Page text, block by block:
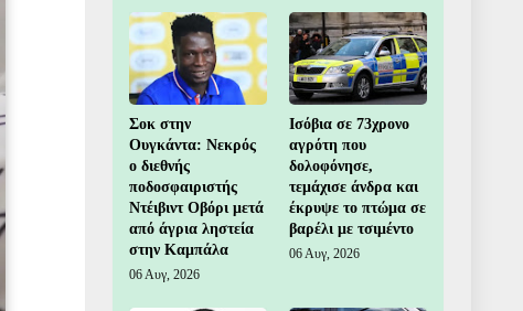
Σοκ στην
Ουγκάντα: Νεκρός
ο διεθνής
ποδοσφαιριστής
Ντέιβιντ Οβόρι μετά
από άγρια ληστεία
στην Καμπάλα
06 Αυγ, 2026
Ισόβια σε 73χρονο
αγρότη που
δολοφόνησε,
τεμάχισε άνδρα και
έκρυψε το πτώμα σε
βαρέλι με τσιμέντο
06 Αυγ, 2026